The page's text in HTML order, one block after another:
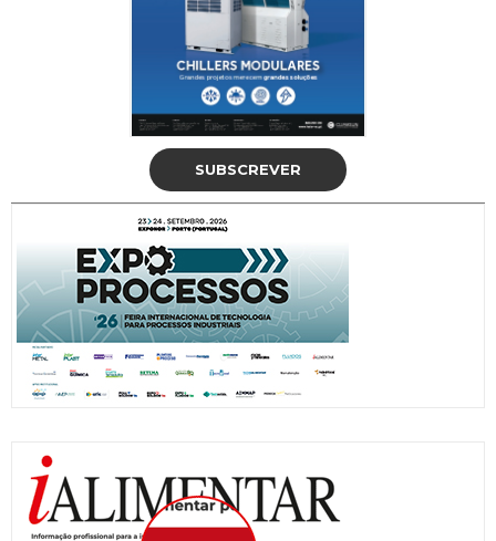
SUBSCREVER